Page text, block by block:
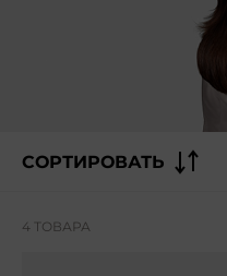
4 ТОВАРА
СОРТИРОВАТЬ